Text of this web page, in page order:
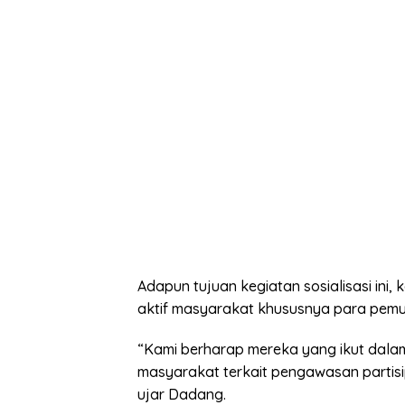
Adapun tujuan kegiatan sosialisasi ini,
aktif masyarakat khususnya para
“Kami berharap mereka yang ikut
masyarakat terkait pengawasan
ujar Dadang.